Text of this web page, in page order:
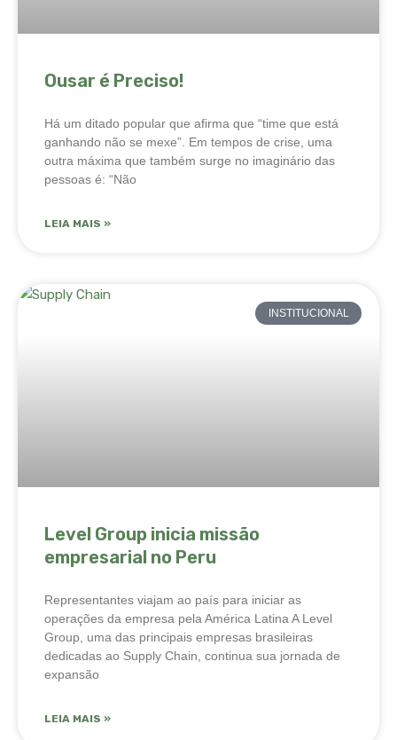
Ousar é Preciso!
Há um ditado popular que afirma que “time que está
ganhando não se mexe”. Em tempos de crise, uma
outra máxima que também surge no imaginário das
pessoas é: “Não
LEIA MAIS »
INSTITUCIONAL
Level Group inicia missão
empresarial no Peru
Representantes viajam ao país para iniciar as
operações da empresa pela América Latina A Level
Group, uma das principais empresas brasileiras
dedicadas ao Supply Chain, continua sua jornada de
expansão
LEIA MAIS »